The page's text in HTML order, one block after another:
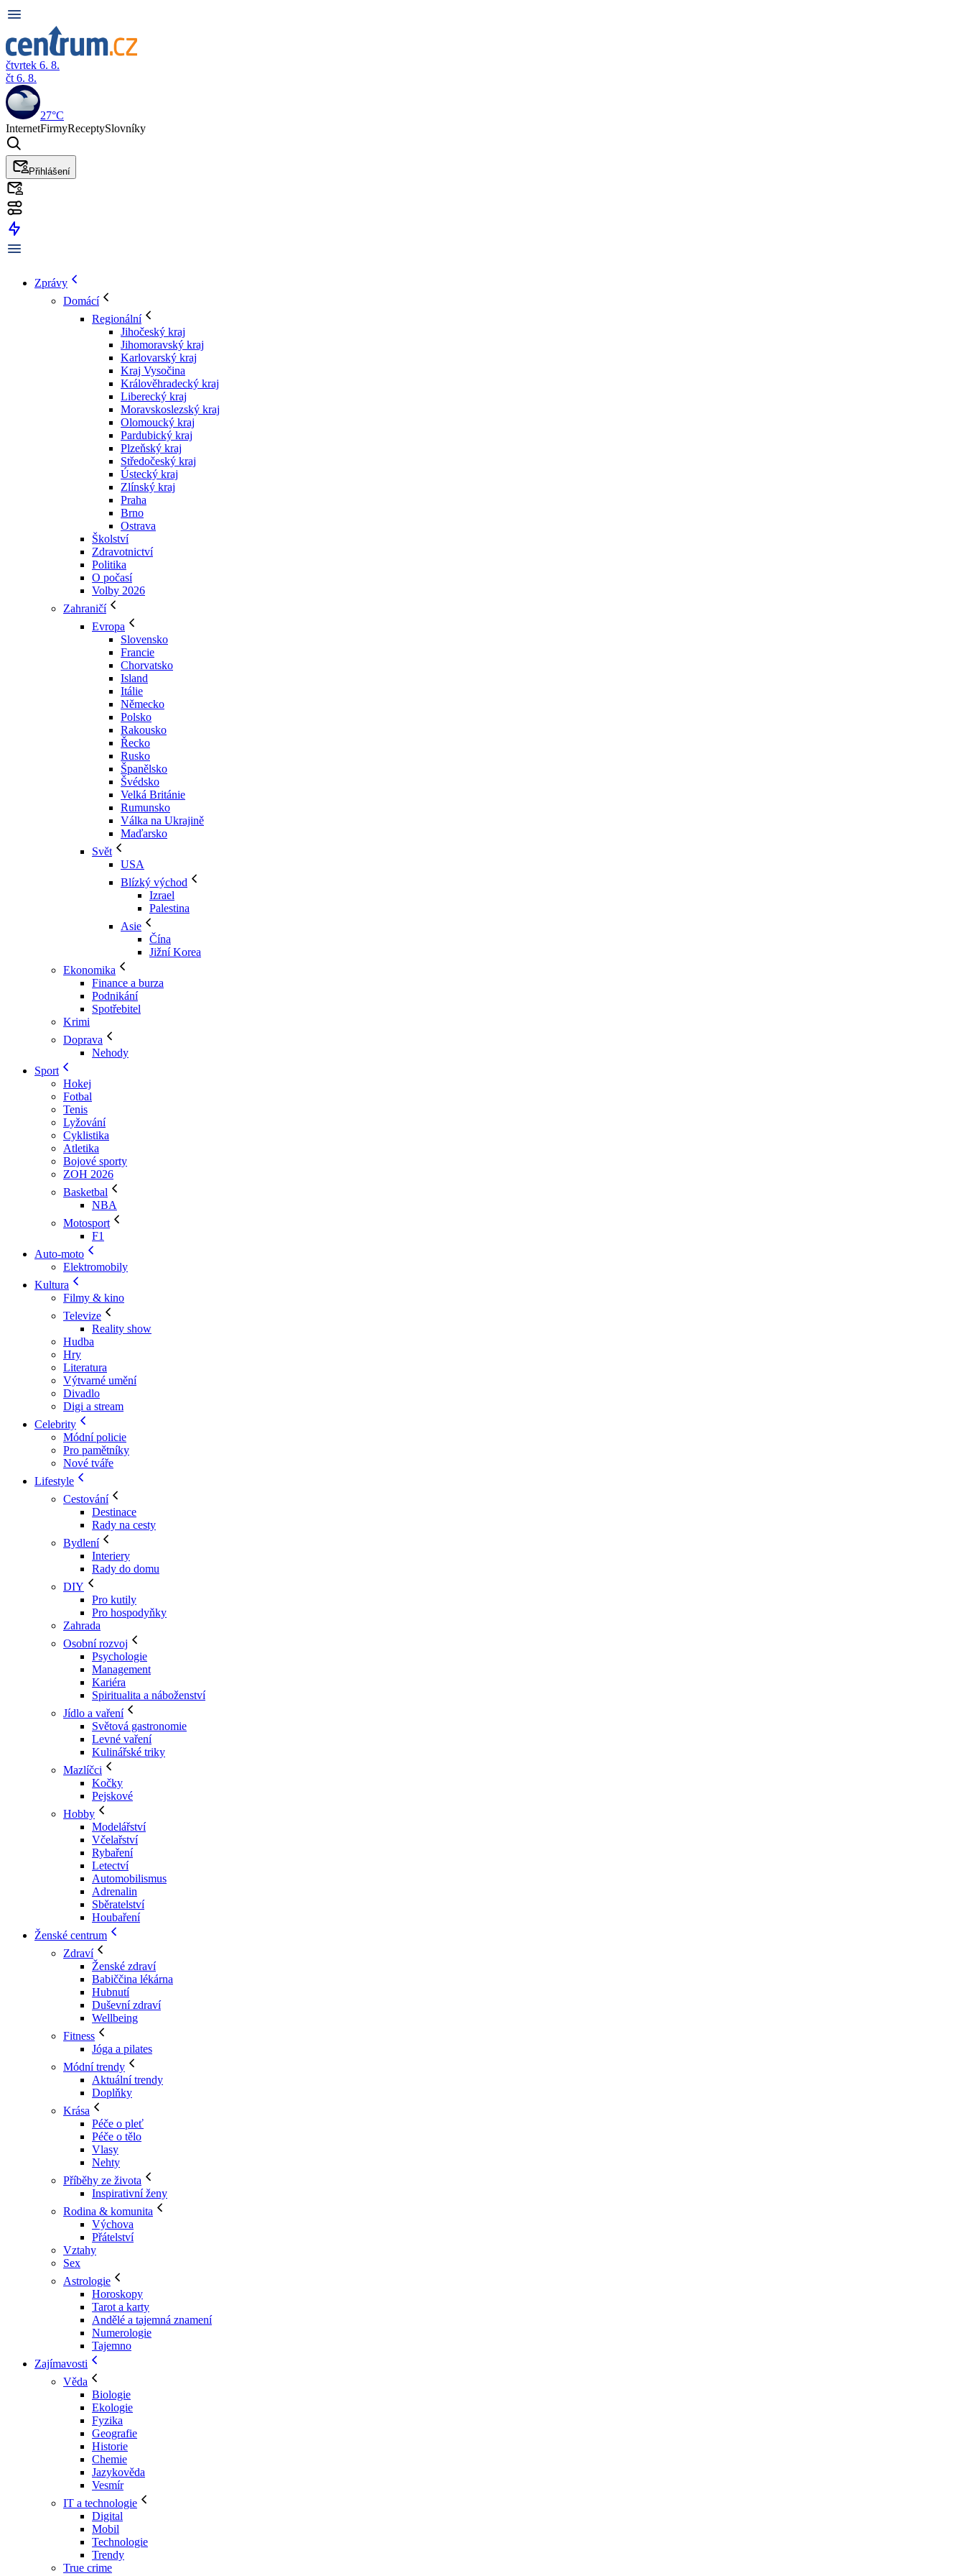
čtvrtek 6. 8.
čt 6. 8.
27°C
InternetFirmyReceptySlovníky
Přihlášení
Zprávy
Domácí
Regionální
Jihočeský kraj
Jihomoravský kraj
Karlovarský kraj
Kraj Vysočina
Králověhradecký kraj
Liberecký kraj
Moravskoslezský kraj
Olomoucký kraj
Pardubický kraj
Plzeňský kraj
Středočeský kraj
Ústecký kraj
Zlínský kraj
Praha
Brno
Ostrava
Školství
Zdravotnictví
Politika
O počasí
Volby 2026
Zahraničí
Evropa
Slovensko
Francie
Chorvatsko
Island
Itálie
Německo
Polsko
Rakousko
Řecko
Rusko
Španělsko
Švédsko
Velká Británie
Rumunsko
Válka na Ukrajině
Maďarsko
Svět
USA
Blízký východ
Izrael
Palestina
Asie
Čína
Jižní Korea
Ekonomika
Finance a burza
Podnikání
Spotřebitel
Krimi
Doprava
Nehody
Sport
Hokej
Fotbal
Tenis
Lyžování
Cyklistika
Atletika
Bojové sporty
ZOH 2026
Basketbal
NBA
Motosport
F1
Auto-moto
Elektromobily
Kultura
Filmy & kino
Televize
Reality show
Hudba
Hry
Literatura
Výtvarné umění
Divadlo
Digi a stream
Celebrity
Módní policie
Pro pamětníky
Nové tváře
Lifestyle
Cestování
Destinace
Rady na cesty
Bydlení
Interiery
Rady do domu
DIY
Pro kutily
Pro hospodyňky
Zahrada
Osobní rozvoj
Psychologie
Management
Kariéra
Spiritualita a náboženství
Jídlo a vaření
Světová gastronomie
Levné vaření
Kulinářské triky
Mazlíčci
Kočky
Pejskové
Hobby
Modelářství
Včelařství
Rybaření
Letectví
Automobilismus
Adrenalin
Sběratelství
Houbaření
Ženské centrum
Zdraví
Ženské zdraví
Babiččina lékárna
Hubnutí
Duševní zdraví
Wellbeing
Fitness
Jóga a pilates
Módní trendy
Aktuální trendy
Doplňky
Krása
Péče o pleť
Péče o tělo
Vlasy
Nehty
Příběhy ze života
Inspirativní ženy
Rodina & komunita
Výchova
Přátelství
Vztahy
Sex
Astrologie
Horoskopy
Tarot a karty
Andělé a tajemná znamení
Numerologie
Tajemno
Zajímavosti
Věda
Biologie
Ekologie
Fyzika
Geografie
Historie
Chemie
Jazykověda
Vesmír
IT a technologie
Digital
Mobil
Technologie
Trendy
True crime